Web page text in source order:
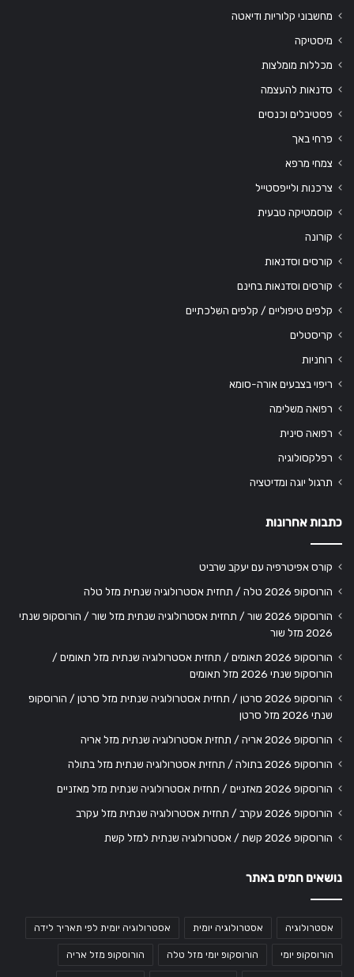
מחשבוני קלוריות ודיאטה
מיסטיקה
מכללות מומלצות
סדנאות להעצמה
פסטיבלים וכנסים
פרחי באך
צמחי מרפא
צרכנות ולייפסטייל
קוסמטיקה טבעית
קורונה
קורסים וסדנאות
קורסים וסדנאות בחינם
קלפים טיפוליים / קלפים השלכתיים
קריסטלים
רוחניות
ריפוי בצבעים אורה-סומא
רפואה משלימה
רפואה סינית
רפלקסולוגיה
תרגול יוגה ומדיטציה
כתבות אחרונות
קורס אפיטרפיה עם יעקב שרביט
הורוסקופ 2026 טלה / תחזית אסטרולוגיה שנתית מזל טלה
הורוסקופ 2026 שור / תחזית אסטרולוגיה שנתית מזל שור / הורוסקופ שנתי
2026 מזל שור
הורוסקופ 2026 תאומים / תחזית אסטרולוגיה שנתית מזל תאומים /
הורוסקופ שנתי 2026 מזל תאומים
הורוסקופ 2026 סרטן / תחזית אסטרולוגיה שנתית מזל סרטן / הורוסקופ
שנתי 2026 מזל סרטן
הורוסקופ 2026 אריה / תחזית אסטרולוגיה שנתית מזל אריה
הורוסקופ 2026 בתולה / תחזית אסטרולוגיה שנתית מזל בתולה
הורוסקופ 2026 מאזניים / תחזית אסטרולוגיה שנתית מזל מאזניים
הורוסקופ 2026 עקרב / תחזית אסטרולוגיה שנתית מזל עקרב
הורוסקופ 2026 קשת / אסטרולוגיה שנתית למזל קשת
נושאים חמים באתר
אסטרולוגיה אסטרולוגיה יומית אסטרולוגיה יומית לפי תאריך לידה
הורוסקופ יומי הורוסקופ יומי מזל טלה הורוסקופ מזל אריה